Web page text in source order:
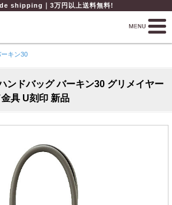
shipping｜3万円以上送料無料!
ーキン30
ンドバッグ バーキン30 グリメイヤー
具 U刻印 新品